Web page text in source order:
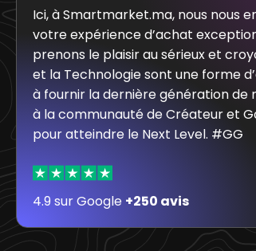
Ici, à Smartmarket.ma, nous nous
votre expérience d’achat
prenons le plaisir au sérieux et
et la Technologie sont une forme
à fournir la dernière génération de
à la communauté de Créateur et
pour atteindre le Next Level. #GG
4.9 sur Google +250 avis